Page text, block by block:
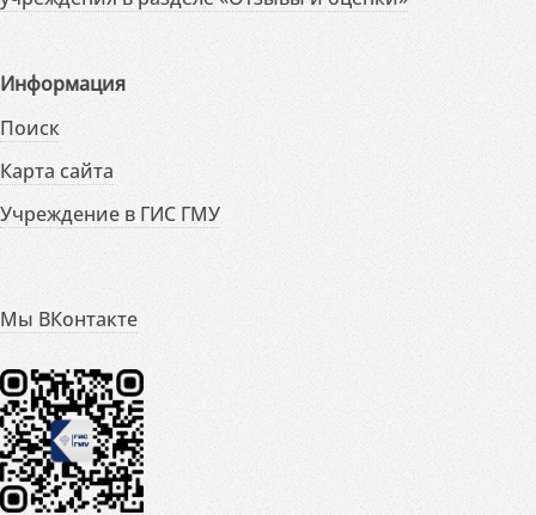
Информация
Поиск
Карта сайта
Учреждение в ГИС ГМУ
Мы ВКонтакте